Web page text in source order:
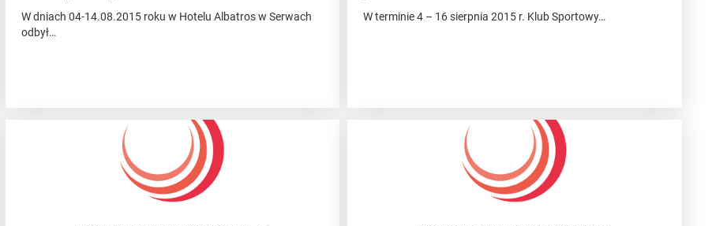
W dniach 04-14.08.2015 roku w Hotelu Albatros w Serwach
odbył…
W terminie 4 – 16 sierpnia 2015 r. Klub Sportowy…